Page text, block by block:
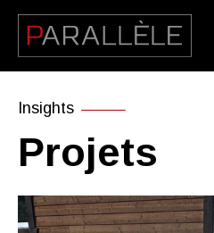
Insights
Projets